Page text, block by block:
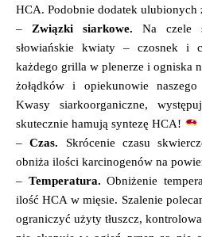
HCA. Podobnie dodatek ulubionych
– Związki siarkowe. Na czele
słowiańskie kwiaty – czosnek i
każdego grilla w plenerze i ogniska
żołądków i opiekunowie naszego
Kwasy siarkoorganiczne,
skutecznie hamują syntezę HCA!
–Czas. Skrócenie czasu
obniża ilości karcinogenów na
– Temperatura. Obniżenie
ilość HCA w mięsie. Szalenie
ograniczyć użyty tłuszcz,